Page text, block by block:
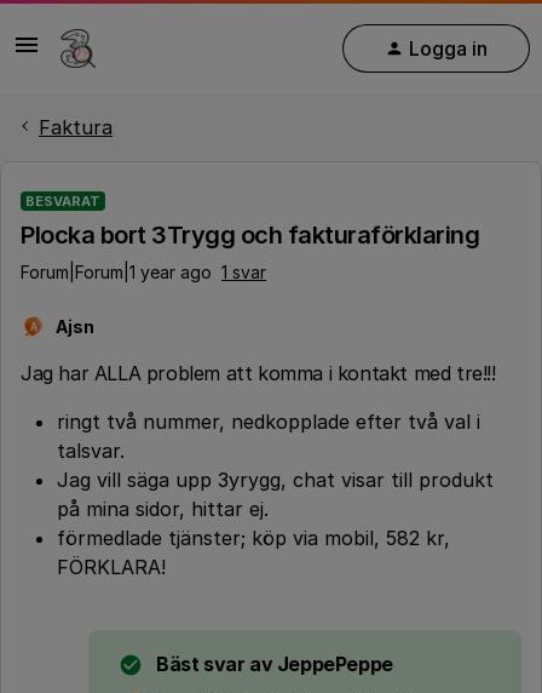
Logga in
Faktura
BESVARAT
Plocka bort 3Trygg och fakturaförklaring
Forum|Forum|1 year ago 1 svar
A Ajsn
Jag har ALLA problem att komma i kontakt med tre!!!
ringt två nummer, nedkopplade efter två val i
talsvar.
Jag vill säga upp 3yrygg, chat visar till produkt
på mina sidor, hittar ej.
förmedlade tjänster; köp via mobil, 582 kr,
FÖRKLARA!
Bäst svar av JeppePeppe